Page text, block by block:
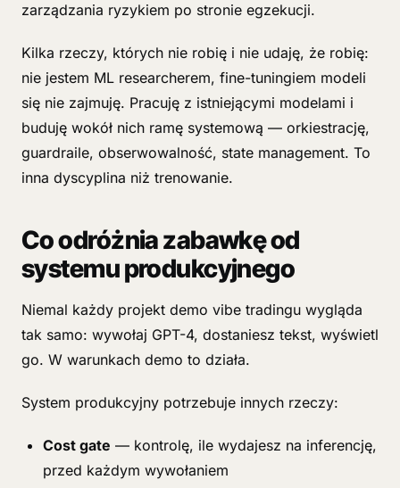
zarządzania ryzykiem po stronie egzekucji.
Kilka rzeczy, których nie robię i nie udaję, że robię:
nie jestem ML researcherem, fine-tuningiem modeli
się nie zajmuję. Pracuję z istniejącymi modelami i
buduję wokół nich ramę systemową — orkiestrację,
guardraile, obserwowalność, state management. To
inna dyscyplina niż trenowanie.
Co odróżnia zabawkę od
systemu produkcyjnego
Niemal każdy projekt demo vibe tradingu wygląda
tak samo: wywołaj GPT-4, dostaniesz tekst, wyświetl
go. W warunkach demo to działa.
System produkcyjny potrzebuje innych rzeczy:
Cost gate — kontrolę, ile wydajesz na inferencję,
przed każdym wywołaniem